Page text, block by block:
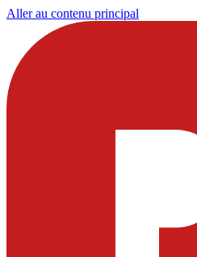
Aller au contenu principal